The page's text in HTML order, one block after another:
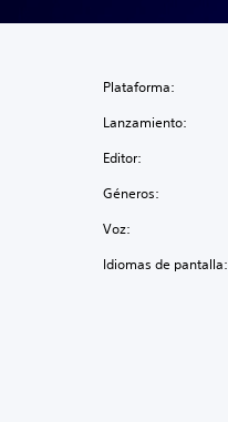
Plataforma:
Lanzamiento:
Editor:
Géneros:
Voz:
Idiomas de pantalla: